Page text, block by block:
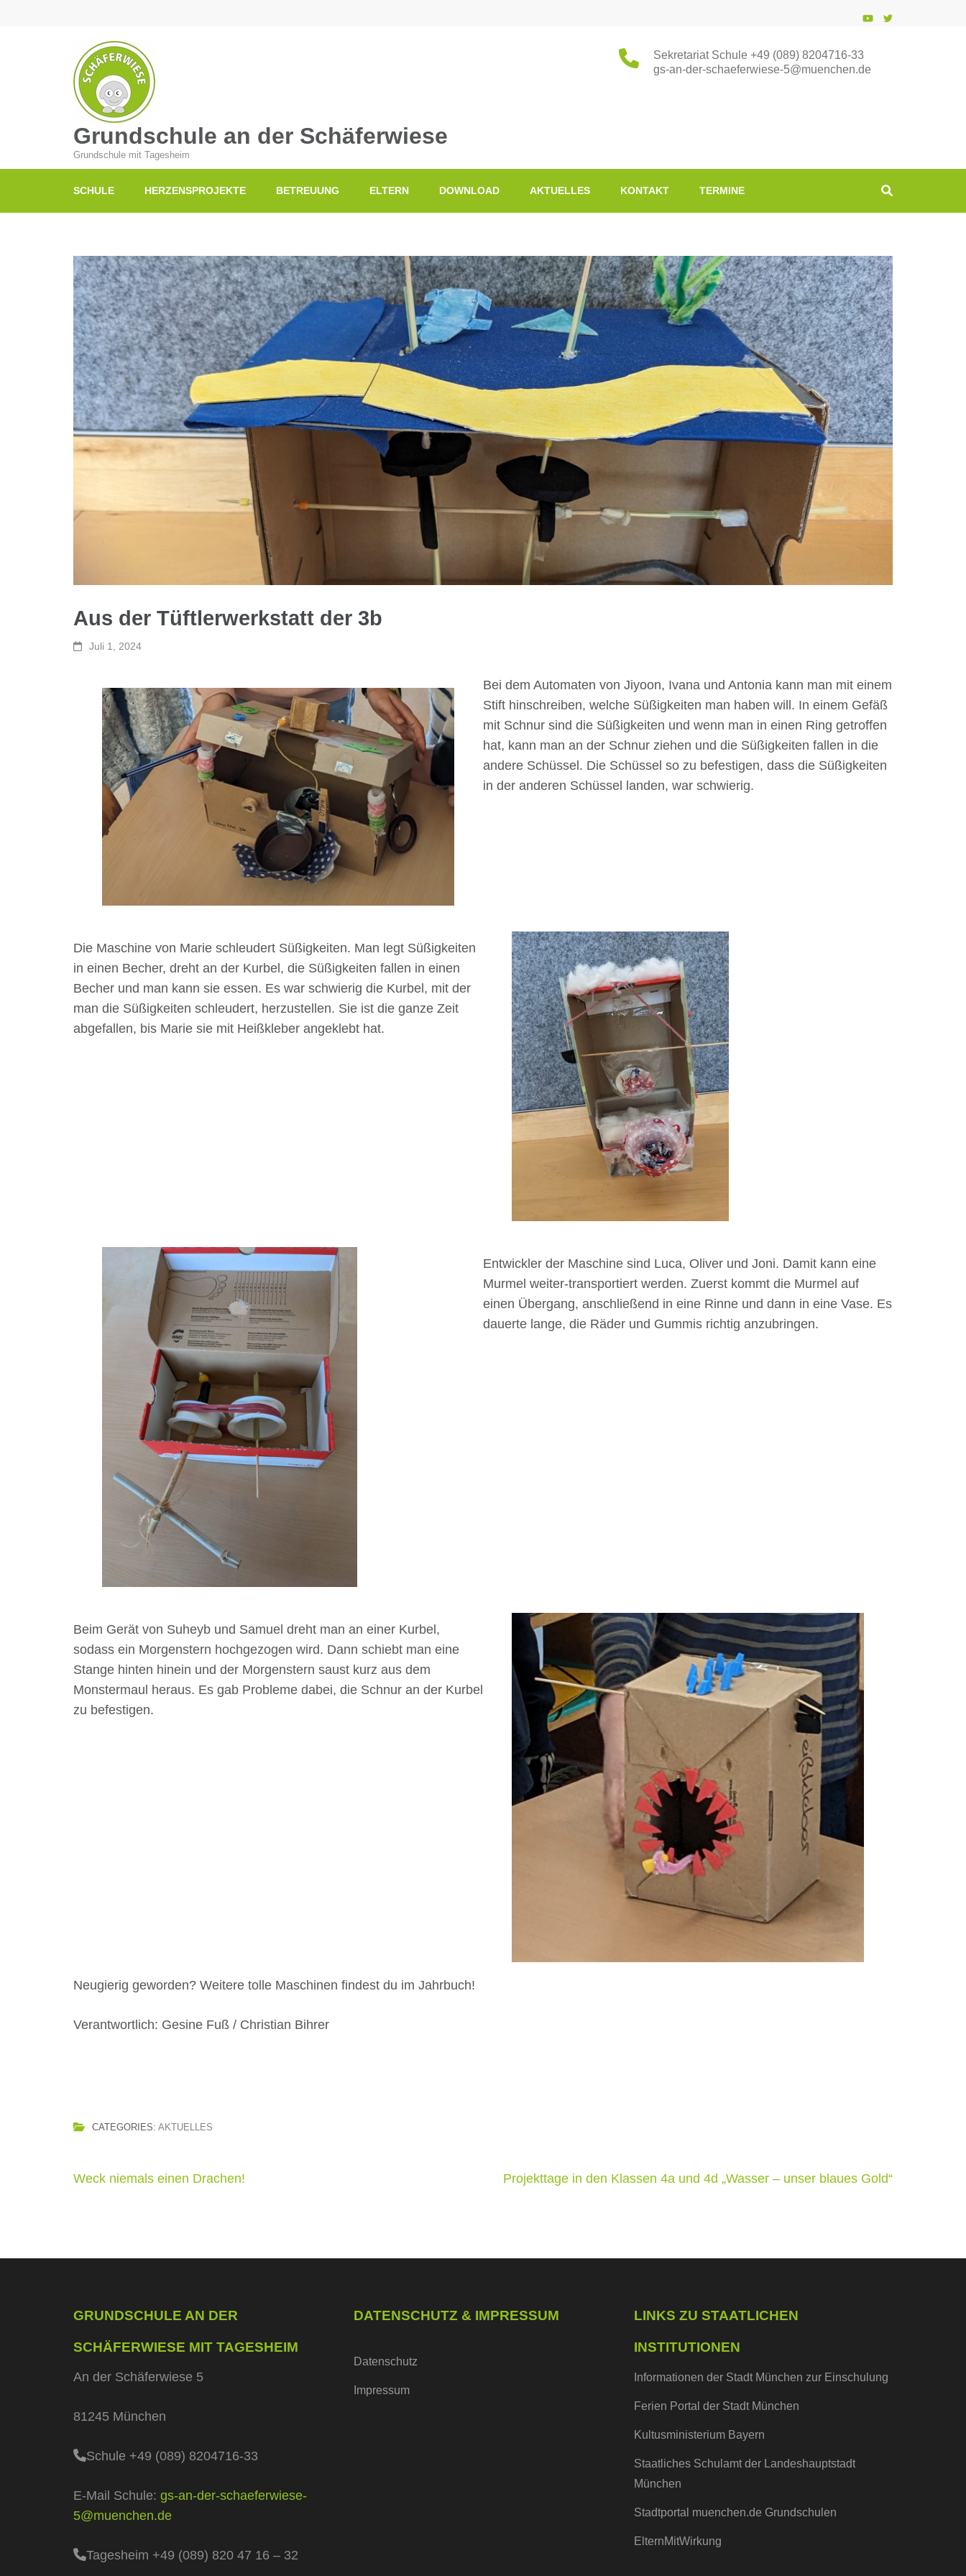
Grundschule an der Schäferwiese
Grundschule mit Tagesheim
Sekretariat Schule +49 (089) 8204716-33
gs-an-der-schaeferwiese-5@muenchen.de
SCHULE HERZENSPROJEKTE BETREUUNG ELTERN DOWNLOAD AKTUELLES KONTAKT TERMINE
Aus der Tüftlerwerkstatt der 3b
Juli 1, 2024
Bei dem Automaten von Jiyoon, Ivana und Antonia kann man mit einem
Stift hinschreiben, welche Süßigkeiten man haben will. In einem Gefäß
mit Schnur sind die Süßigkeiten und wenn man in einen Ring getroffen
hat, kann man an der Schnur ziehen und die Süßigkeiten fallen in die
andere Schüssel. Die Schüssel so zu befestigen, dass die Süßigkeiten
in der anderen Schüssel landen, war schwierig.
Die Maschine von Marie schleudert Süßigkeiten. Man legt Süßigkeiten
in einen Becher, dreht an der Kurbel, die Süßigkeiten fallen in einen
Becher und man kann sie essen. Es war schwierig die Kurbel, mit der
man die Süßigkeiten schleudert, herzustellen. Sie ist die ganze Zeit
abgefallen, bis Marie sie mit Heißkleber angeklebt hat.
Entwickler der Maschine sind Luca, Oliver und Joni. Damit kann eine
Murmel weiter-transportiert werden. Zuerst kommt die Murmel auf
einen Übergang, anschließend in eine Rinne und dann in eine Vase. Es
dauerte lange, die Räder und Gummis richtig anzubringen.
Beim Gerät von Suheyb und Samuel dreht man an einer Kurbel,
sodass ein Morgenstern hochgezogen wird. Dann schiebt man eine
Stange hinten hinein und der Morgenstern saust kurz aus dem
Monstermaul heraus. Es gab Probleme dabei, die Schnur an der Kurbel
zu befestigen.
Neugierig geworden? Weitere tolle Maschinen findest du im Jahrbuch!
Verantwortlich: Gesine Fuß / Christian Bihrer
CATEGORIES: AKTUELLES
Beitragsnavigation
Weck niemals einen Drachen! Projekttage in den Klassen 4a und 4d „Wasser – unser blaues Gold“
GRUNDSCHULE AN DER
SCHÄFERWIESE MIT TAGESHEIM
An der Schäferwiese 5
81245 München
Schule +49 (089) 8204716-33
E-Mail Schule: gs-an-der-schaeferwiese-
5@muenchen.de
Tagesheim +49 (089) 820 47 16 – 32
DATENSCHUTZ & IMPRESSUM
Datenschutz
Impressum
LINKS ZU STAATLICHEN
INSTITUTIONEN
Informationen der Stadt München zur Einschulung
Ferien Portal der Stadt München
Kultusministerium Bayern
Staatliches Schulamt der Landeshauptstadt
München
Stadtportal muenchen.de Grundschulen
ElternMitWirkung